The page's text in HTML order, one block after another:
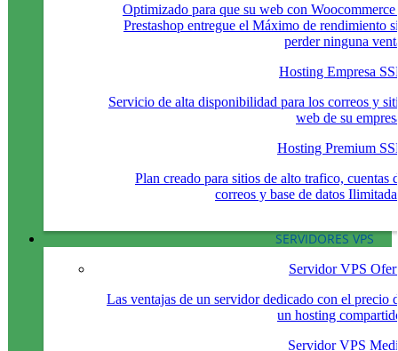
Optimizado para que su web con Woocommerce
Prestashop entregue el Máximo de rendimiento
perder ninguna
Hosting Empresa
Servicio de alta disponibilidad para los correos y
web de su
Hosting Premium
Plan creado para sitios de alto trafico, cuentas
correos y base de datos
SERVIDORES VPS
Servidor VPS
Las ventajas de un servidor dedicado con el precio
un hosting
Servidor VPS